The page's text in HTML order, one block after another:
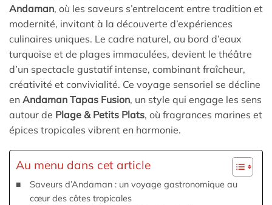
Andaman, où les saveurs s’entrelacent entre tradition et
modernité, invitant à la découverte d’expériences
culinaires uniques. Le cadre naturel, au bord d’eaux
turquoise et de plages immaculées, devient le théâtre
d’un spectacle gustatif intense, combinant fraîcheur,
créativité et convivialité. Ce voyage sensoriel se décline
en Andaman Tapas Fusion, un style qui engage les sens
autour de Plage & Petits Plats, où fragrances marines et
épices tropicales vibrent en harmonie.
Au menu dans cet article
Saveurs d’Andaman : un voyage gastronomique au
cœur des côtes tropicales